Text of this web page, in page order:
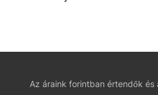
Az áraink forintban értendők